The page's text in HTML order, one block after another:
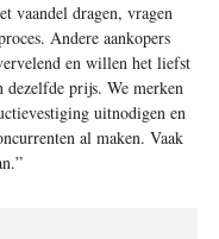
vaandel dragen, vragen
Andere aankopers
en willen het liefst
prijs. We merken
uitnodigen en
al maken. Vaak